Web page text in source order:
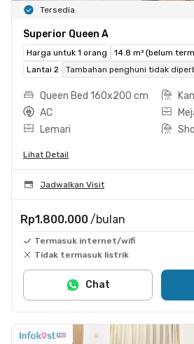
Tersedia
Superior Queen A
Harga untuk 1 orang
14.8 m² (belum
Lantai 2
Tambahan penghuni tidak
Queen Bed 160x200 cm
AC
Lemari
Lihat Detail
Jadwalkan Visit
Rp1.800.000 /bulan
Termasuk internet/wifi
Tidak termasuk listrik
Chat